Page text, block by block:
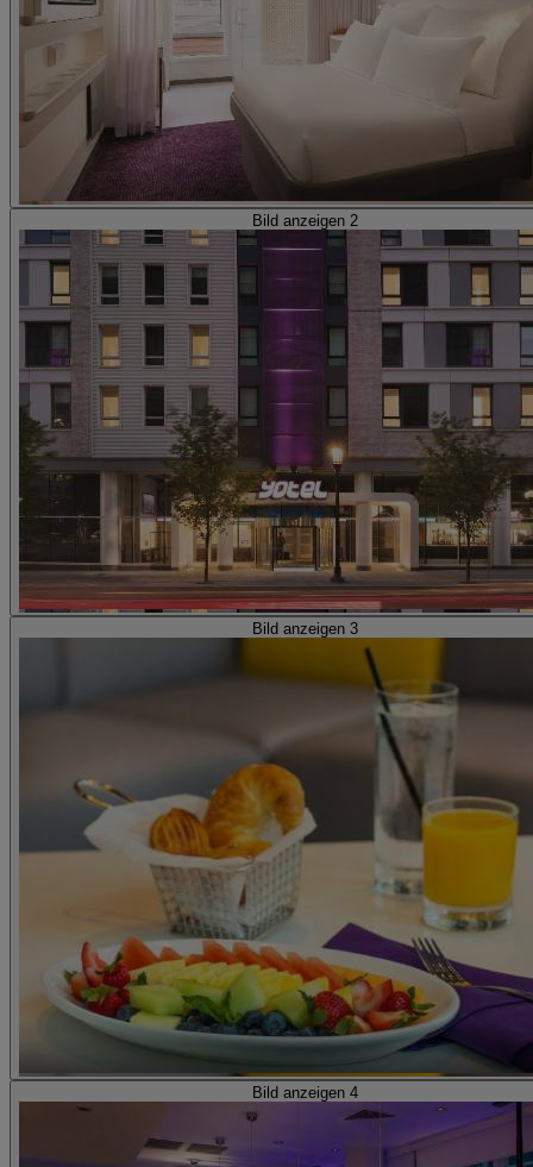
Bild anzeigen 2
Bild anzeigen 3
Bild anzeigen 4